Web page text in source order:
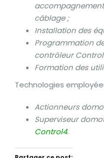
câblage ;
Installation des
Programmation
contrôleur
Formation des
Technologies
Actionneurs
Superviseur
Control4.